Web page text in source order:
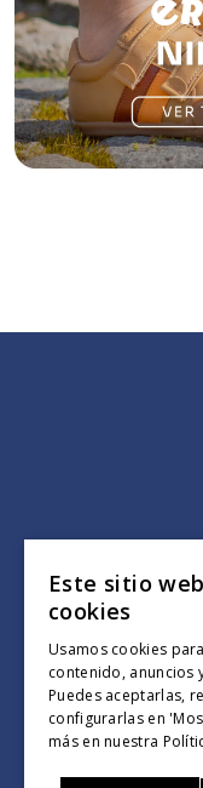
Este sitio
cookies
Usamos cookies
contenido, anuncios
Puedes aceptarlas,
configurarlas en
más en nuestra